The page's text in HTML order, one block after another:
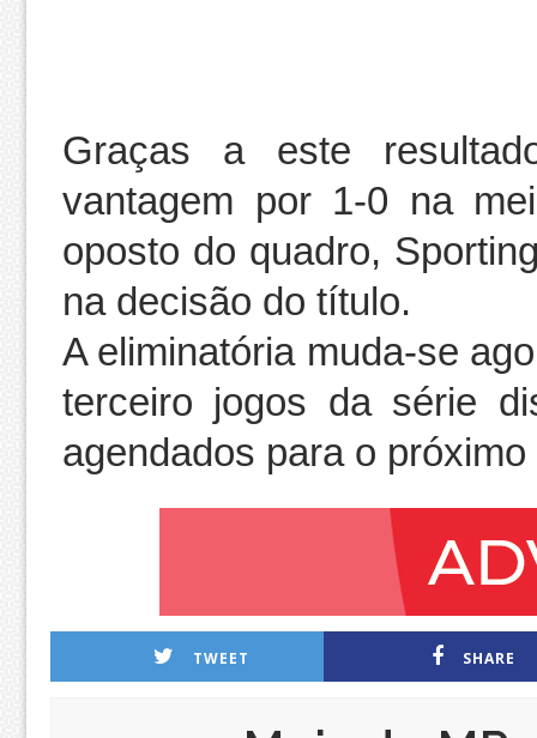
Graças a este
vantagem por 1-0 na
oposto do quadro,
na decisão do título.
A eliminatória muda-se
terceiro jogos da série
agendados para o
TWEET SHARE